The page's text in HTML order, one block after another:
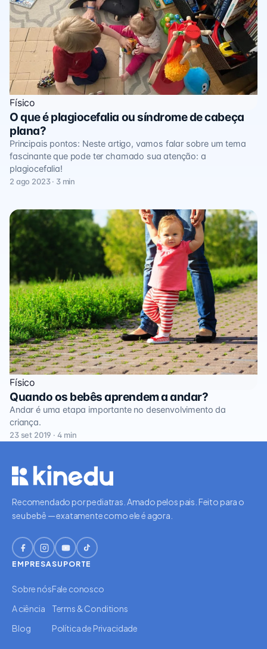
Físico
O que é plagiocefalia ou síndrome de cabeça
plana?
Principais pontos: Neste artigo, vamos falar sobre um tema
fascinante que pode ter chamado sua atenção: a
plagiocefalia!
2 ago 2023 · 3 min
Físico
Quando os bebês aprendem a andar?
Andar é uma etapa importante no desenvolvimento da
criança.
23 set 2019 · 4 min
Recomendado por pediatras. Amado pelos pais. Feito para o
seu bebê — exatamente como ele é agora.
EMPRESA
Sobre nós
A ciência
Blog
SUPORTE
Fale conosco
Terms & Conditions
Política de Privacidade